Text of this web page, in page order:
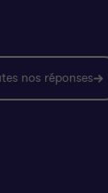
nos réponses